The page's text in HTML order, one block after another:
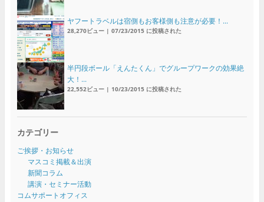
ヤフートラベルは宿側もお客様側も注意が必要！...
28,270ビュー| 07/23/2015 に投稿された
半円段ボール「えんたくん」でグループワークの効果絶
大！...
22,552ビュー| 10/23/2015 に投稿された
カテゴリー
ご挨拶・お知らせ
マスコミ掲載＆出演
新聞コラム
講演・セミナー活動
コムサポートオフィス